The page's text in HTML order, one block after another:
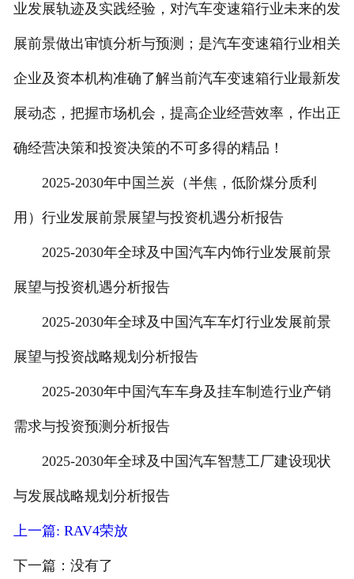
业发展轨迹及实践经验，对汽车变速箱行业未来的发
展前景做出审慎分析与预测；是汽车变速箱行业相关
企业及资本机构准确了解当前汽车变速箱行业最新发
展动态，把握市场机会，提高企业经营效率，作出正
确经营决策和投资决策的不可多得的精品！
2025-2030年中国兰炭（半焦，低阶煤分质利
用）行业发展前景展望与投资机遇分析报告
2025-2030年全球及中国汽车内饰行业发展前景
展望与投资机遇分析报告
2025-2030年全球及中国汽车车灯行业发展前景
展望与投资战略规划分析报告
2025-2030年中国汽车车身及挂车制造行业产销
需求与投资预测分析报告
2025-2030年全球及中国汽车智慧工厂建设现状
与发展战略规划分析报告
上一篇: RAV4荣放
下一篇：没有了